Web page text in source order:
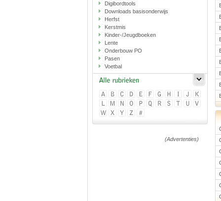
Digibordtools
Downloads basisonderwijs
Herfst
Kerstmis
Kinder-/Jeugdboeken
Lente
Onderbouw PO
Pasen
Voetbal
(Advertenties)